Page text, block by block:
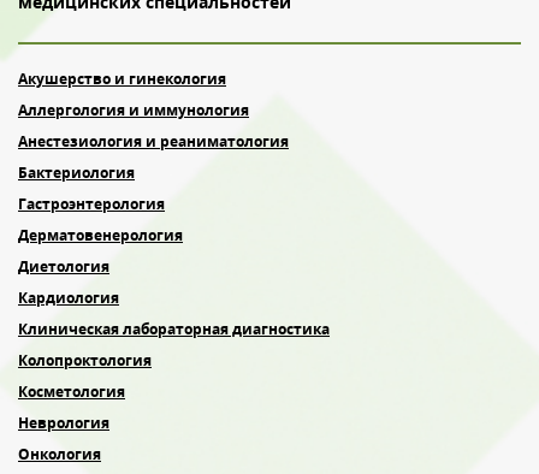
Акушерство и гинекология
Аллергология и иммунология
Анестезиология и реаниматология
Бактериология
Гастроэнтерология
Дерматовенерология
Диетология
Кардиология
Клиническая лабораторная диагностика
Колопроктология
Косметология
Неврология
Онкология